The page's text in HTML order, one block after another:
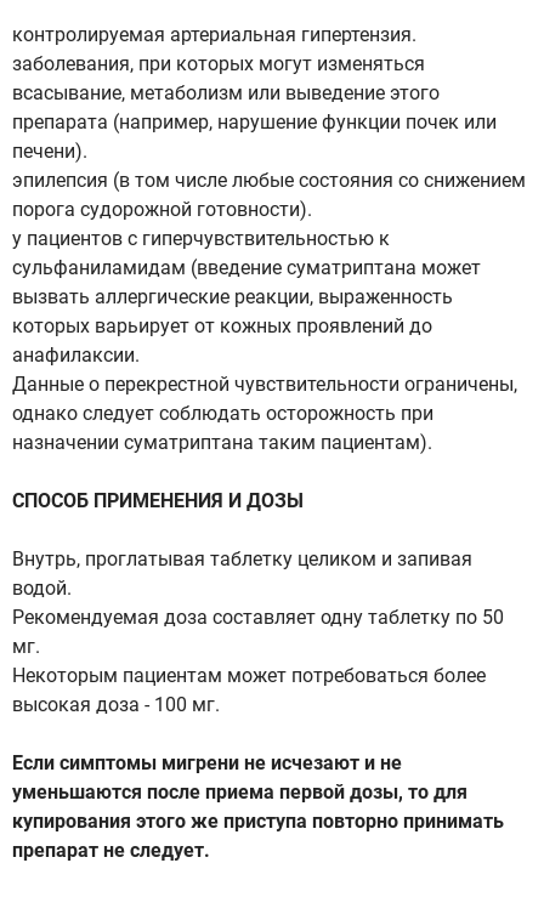
контролируемая артериальная гипертензия.
заболевания, при которых могут изменяться
всасывание, метаболизм или выведение этого
препарата (например, нарушение функции почек или
печени).
эпилепсия (в том числе любые состояния со снижением
порога судорожной готовности).
у пациентов с гиперчувствительностью к
сульфаниламидам (введение суматриптана может
вызвать аллергические реакции, выраженность
которых варьирует от кожных проявлений до
анафилаксии.
Данные о перекрестной чувствительности ограничены,
однако следует соблюдать осторожность при
назначении суматриптана таким пациентам).
СПОСОБ ПРИМЕНЕНИЯ И ДОЗЫ
Внутрь, проглатывая таблетку целиком и запивая
водой.
Рекомендуемая доза составляет одну таблетку по 50
мг.
Некоторым пациентам может потребоваться более
высокая доза - 100 мг.
Если симптомы мигрени не исчезают и не
уменьшаются после приема первой дозы, то для
купирования этого же приступа повторно принимать
препарат не следует.